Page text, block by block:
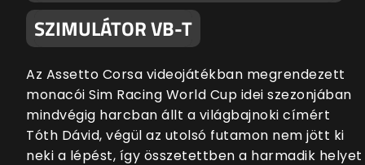
SZIMULÁTOR VB-T
Az Assetto Corsa videojátékban megrendezett
monacói Sim Racing World Cup idei szezonjában
mindvégig harcban állt a világbajnoki címért
Tóth Dávid, végül az utolsó futamon nem jött ki
neki a lépést, így összetettben a harmadik helyet